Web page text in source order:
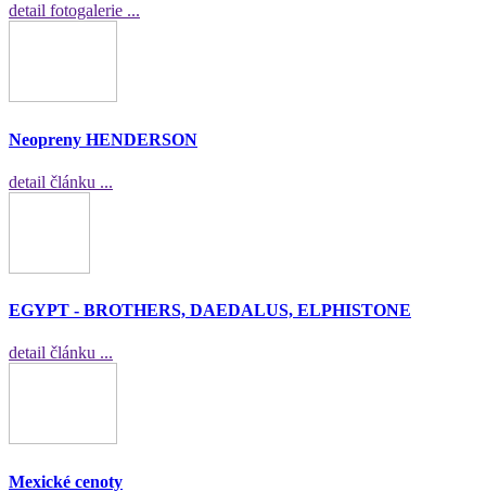
detail fotogalerie ...
Neopreny HENDERSON
detail článku ...
EGYPT - BROTHERS, DAEDALUS, ELPHISTONE
detail článku ...
Mexické cenoty